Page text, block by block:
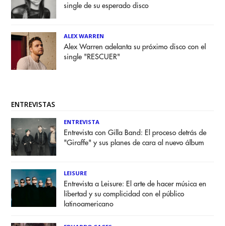
single de su esperado disco
ALEX WARREN
Alex Warren adelanta su próximo disco con el
single "RESCUER"
ENTREVISTAS
ENTREVISTA
Entrevista con Gilla Band: El proceso detrás de
"Giraffe" y sus planes de cara al nuevo álbum
LEISURE
Entrevista a Leisure: El arte de hacer música en
libertad y su complicidad con el público
latinoamericano